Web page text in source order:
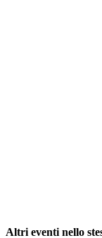
Altri eventi nello